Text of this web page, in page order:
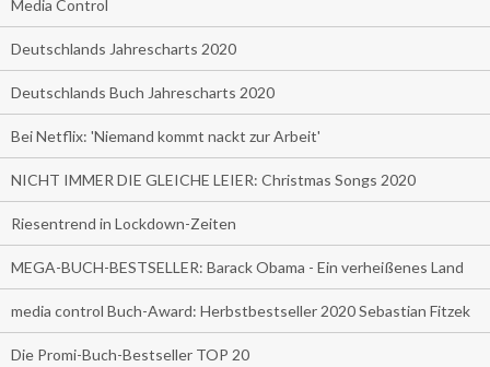
Media Control
Deutschlands Jahrescharts 2020
Deutschlands Buch Jahrescharts 2020
Bei Netflix: 'Niemand kommt nackt zur Arbeit'
NICHT IMMER DIE GLEICHE LEIER: Christmas Songs 2020
Riesentrend in Lockdown-Zeiten
MEGA-BUCH-BESTSELLER: Barack Obama - Ein verheißenes Land
media control Buch-Award: Herbstbestseller 2020 Sebastian Fitzek
Die Promi-Buch-Bestseller TOP 20